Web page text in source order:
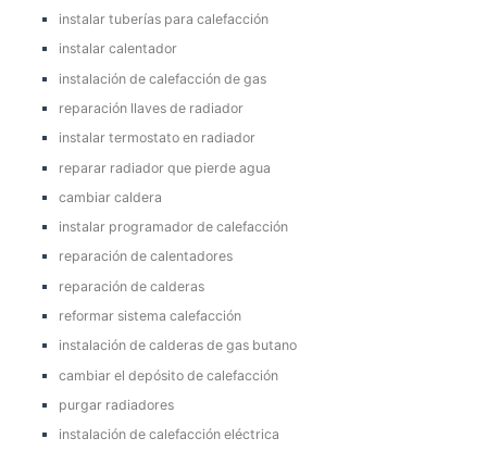
instalar tuberías para calefacción
instalar calentador
instalación de calefacción de gas
reparación llaves de radiador
instalar termostato en radiador
reparar radiador que pierde agua
cambiar caldera
instalar programador de calefacción
reparación de calentadores
reparación de calderas
reformar sistema calefacción
instalación de calderas de gas butano
cambiar el depósito de calefacción
purgar radiadores
instalación de calefacción eléctrica